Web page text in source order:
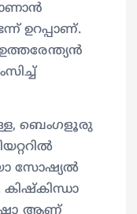
ഉറപ്പാണ്.
ബെംഗളൂരു
സോഷ്യല്‍